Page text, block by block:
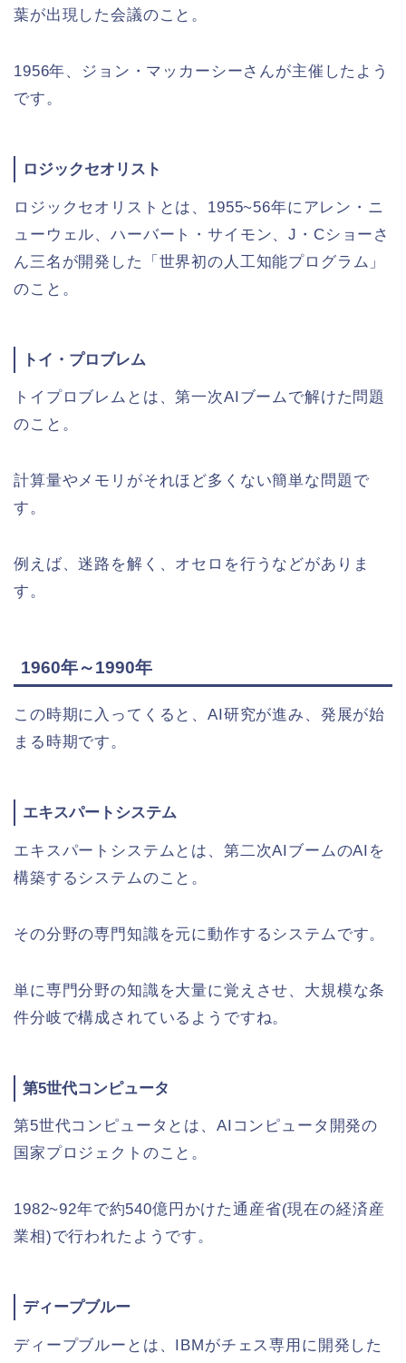
葉が出現した会議のこと。
1956年、ジョン・マッカーシーさんが主催したよう
です。
ロジックセオリスト
ロジックセオリストとは、1955~56年にアレン・ニ
ューウェル、ハーバート・サイモン、J・Cショーさ
ん三名が開発した「世界初の人工知能プログラム」
のこと。
トイ・プロブレム
トイプロブレムとは、第一次AIブームで解けた問題
のこと。
計算量やメモリがそれほど多くない簡単な問題で
す。
例えば、迷路を解く、オセロを行うなどがありま
す。
1960年～1990年
この時期に入ってくると、AI研究が進み、発展が始
まる時期です。
エキスパートシステム
エキスパートシステムとは、第二次AIブームのAIを
構築するシステムのこと。
その分野の専門知識を元に動作するシステムです。
単に専門分野の知識を大量に覚えさせ、大規模な条
件分岐で構成されているようですね。
第5世代コンピュータ
第5世代コンピュータとは、AIコンピュータ開発の
国家プロジェクトのこと。
1982~92年で約540億円かけた通産省(現在の経済産
業相)で行われたようです。
ディープブルー
ディープブルーとは、IBMがチェス専用に開発した